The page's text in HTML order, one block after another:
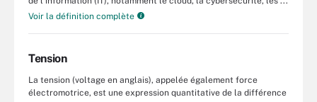
Voir la définition complète
Tension
La tension (voltage en anglais), appelée également force
électromotrice, est une expression quantitative de la différence